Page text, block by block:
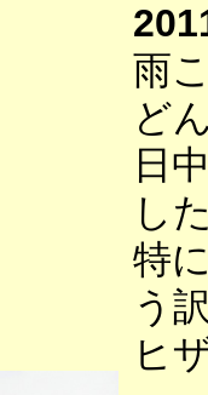
雨
ど
日
し
特
う
ヒ